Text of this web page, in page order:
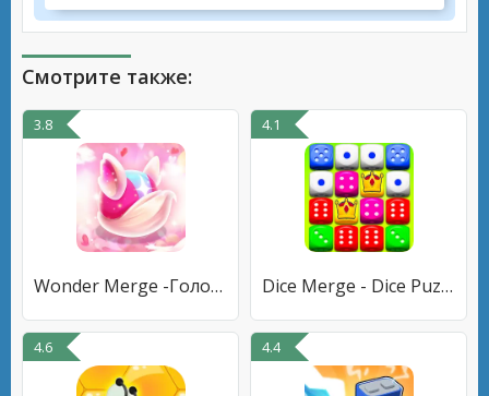
Смотрите также:
3.8
Wonder Merge -Головоломка игры
4.1
Dice Merge - Dice Puzzle Game
4.6 4.4